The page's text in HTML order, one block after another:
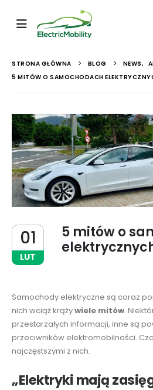
STRONA GŁÓWNA BLOG NEWS,
5 MITÓW O SAMOCHODACH
01
LUT
5 mitów o
Samochody elektryczne są coraz
nich wciąż krążywiele mitów.
przestarzałych informacji, inne są
przeciwników elektromobilności.
najczęstszymi z nich.
„Elektryki mają